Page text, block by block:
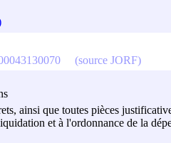
ainsi que toutes pièces
et à l'ordonnance de la
(source JORF)